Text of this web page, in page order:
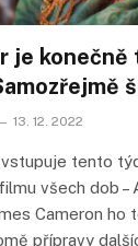
je konečně
13. 12. 2022
tento
všech dob –
Cameron ho
přípravy